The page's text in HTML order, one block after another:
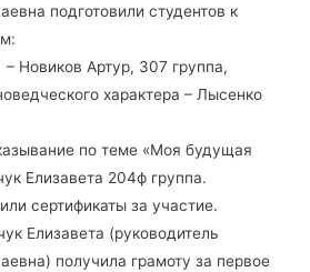
подготовили студентов к
Новиков Артур, 307 группа,
характера – Лысенко
по теме «Моя будущая
Елизавета 204ф группа.
сертификаты за участие.
Елизавета (руководитель
получила грамоту за первое